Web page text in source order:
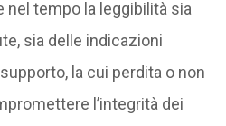
nel tempo la leggibilità sia
sia delle indicazioni
la cui perdita o non
l’integrità dei